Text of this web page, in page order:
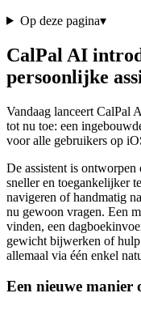
Op deze pagina▾
CalPal AI
persoonlijke
Vandaag lanceert CalPal
tot nu toe: een
voor alle gebruikers op
De assistent is
sneller en toegankelijker
navigeren of handmatig
nu gewoon vragen. Een
vinden, een
gewicht bijwerken of
allemaal via één enkel
Een nieuwe manier